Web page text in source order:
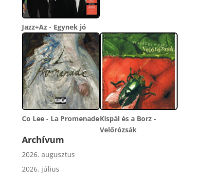
Jazz+Az - Egynek jó
Co Lee - La PromenadeKispál és a Borz -
Velőrózsák
Archívum
2026. augusztus
2026. július